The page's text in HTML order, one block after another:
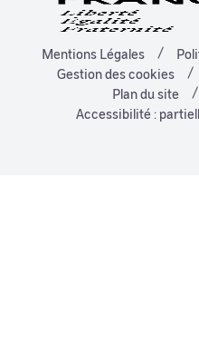
Mentions Légales
Gestion des cookies
Plan du site
Accessibilité :